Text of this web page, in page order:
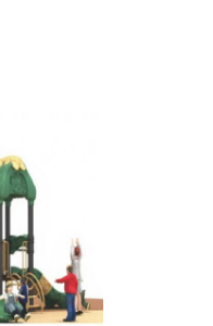
مجموعة ملاعب صغيرة
المزلق المائي للأطفال
إنزلاق المياه المخصص